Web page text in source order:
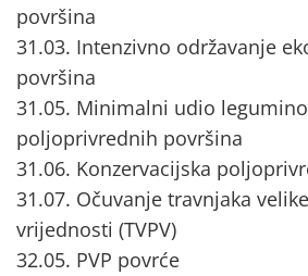
površina
31.03. Intenzivno održavanje
površina
31.05. Minimalni udio
poljoprivrednih površina
31.06. Konzervacijska
31.07. Očuvanje travnjaka
vrijednosti (TVPV)
32.05. PVP povrće